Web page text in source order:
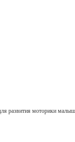
развития моторики